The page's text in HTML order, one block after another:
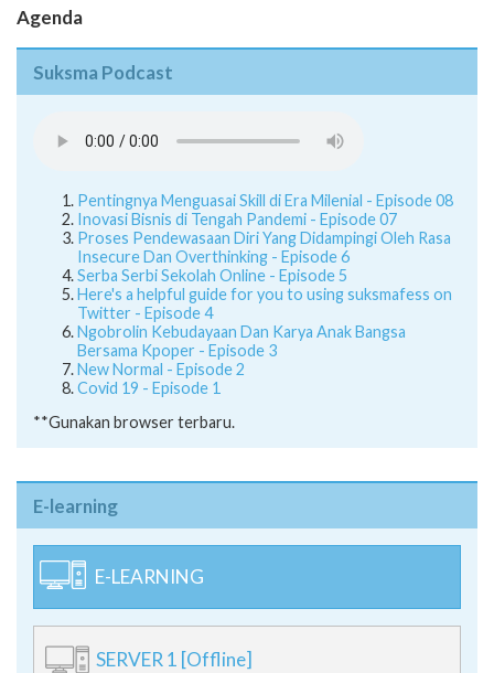
Agenda
Suksma Podcast
Pentingnya Menguasai Skill di Era Milenial - Episode 08
Inovasi Bisnis di Tengah Pandemi - Episode 07
Proses Pendewasaan Diri Yang Didampingi Oleh Rasa
Insecure Dan Overthinking - Episode 6
Serba Serbi Sekolah Online - Episode 5
Here's a helpful guide for you to using suksmafess on
Twitter - Episode 4
Ngobrolin Kebudayaan Dan Karya Anak Bangsa
Bersama Kpoper - Episode 3
New Normal - Episode 2
Covid 19 - Episode 1
**Gunakan browser terbaru.
E-learning
E-LEARNING
SERVER 1 [Offline]